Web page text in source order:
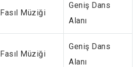
Fasıl Müziği
Geniş Dans
Alanı
Fasıl Müziği
Geniş Dans
Alanı